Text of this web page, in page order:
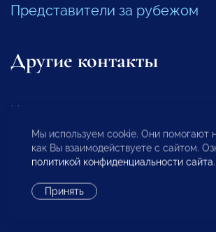
Представители за рубежом
Другие контакты
Центр экспертизы и
предпринимательства
+7 (495) 247-4777
Мы используем cookie. Они помогают
как Вы взаимодействуете с сайтом.
политикой конфиденциальности сайта.
Принять